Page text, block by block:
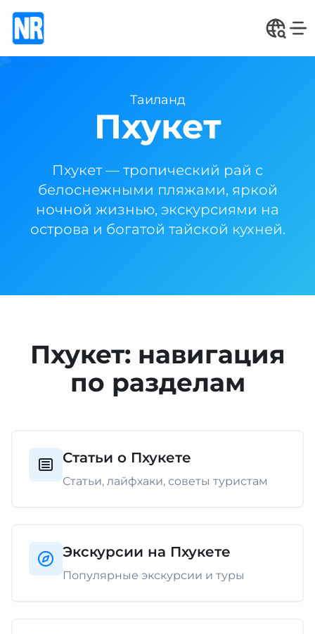
Таиланд
Пхукет
Пхукет — тропический рай с
белоснежными пляжами, яркой
ночной жизнью, экскурсиями на
острова и богатой тайской кухней.
Пхукет: навигация
по разделам
Статьи о Пхукете
Статьи, лайфхаки, советы туристам
Экскурсии на Пхукете
Популярные экскурсии и туры